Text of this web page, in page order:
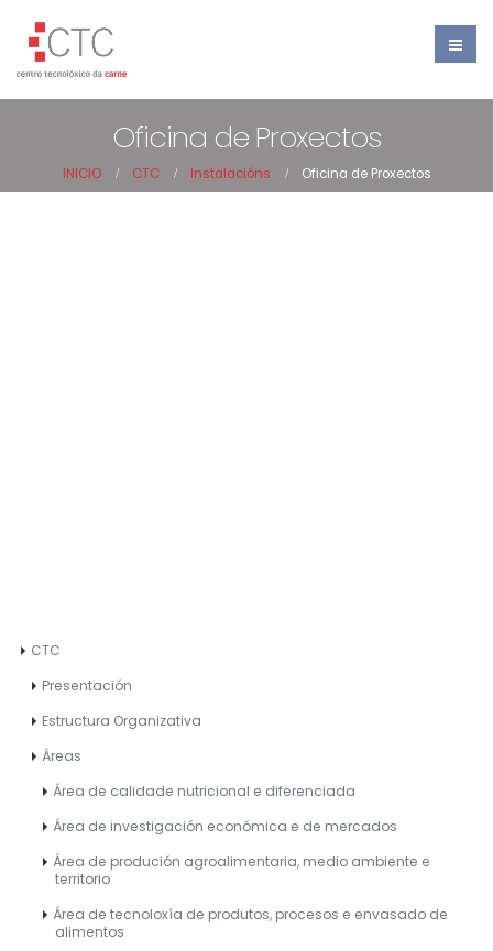
Oficina de Proxectos
INICIO CTC Instalacións Oficina de Proxectos
CTC
Presentación
Estructura Organizativa
Áreas
Área de calidade nutricional e diferenciada
Área de investigación económica e de mercados
Área de produción agroalimentaria, medio ambiente e
territorio
Área de tecnoloxía de produtos, procesos e envasado de
alimentos